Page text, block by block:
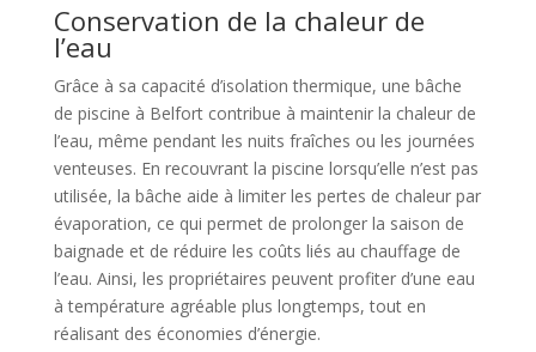
Conservation de la chaleur de
l’eau
Grâce à sa capacité d’isolation thermique, une bâche
de piscine à Belfort contribue à maintenir la chaleur de
l’eau, même pendant les nuits fraîches ou les journées
venteuses. En recouvrant la piscine lorsqu’elle n’est pas
utilisée, la bâche aide à limiter les pertes de chaleur par
évaporation, ce qui permet de prolonger la saison de
baignade et de réduire les coûts liés au chauffage de
l’eau. Ainsi, les propriétaires peuvent profiter d’une eau
à température agréable plus longtemps, tout en
réalisant des économies d’énergie.